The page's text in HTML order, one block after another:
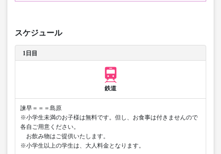
スケジュール
1日目
鉄道
諫早＝＝＝島原
※小学生未満のお子様は無料です。但し、お食事は付きませんので
各自ご用意ください。
お飲み物はご提供いたします。
※小学生以上の学生は、大人料金となります。